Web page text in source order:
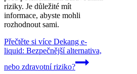
riziky. Je důležité mít
informace, abyste mohli
rozhodnout sami.
Přečtěte si více Dekang e-
liquid: Bezpečnější alternativa,
nebo zdravotní riziko?